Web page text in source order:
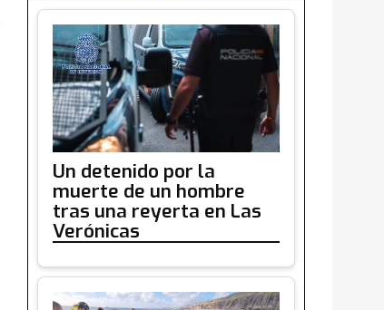
Un detenido por la
muerte de un hombre
tras una reyerta en Las
Verónicas